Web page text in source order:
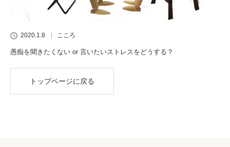
2020.1.8 こころ
愚痴を聞きたくない or 言いたいストレスをどうする？
トップページに戻る